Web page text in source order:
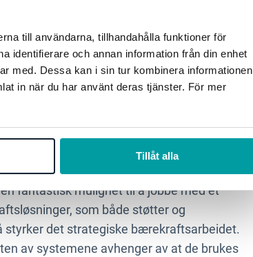
till användarna, tillhandahålla funktioner för
identifierare och annan information från din enhet
med. Dessa kan i sin tur kombinera informationen
in när du har använt deras tjänster. För mer
Tillåt alla
erfaring og dype forståelse for
frem til å dra nytte av hans kunnskap i
ser du frem til å bidra med i
fantastisk mulighet til å jobbe med et
som både støtter og
styrker det strategiske bærekraftsarbeidet.
av systemene avhenger av at de brukes